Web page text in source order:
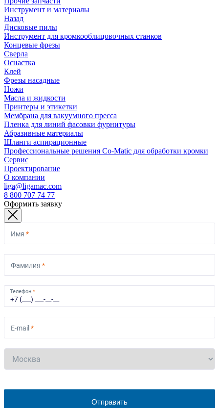
Инструмент и материалы
Назад
Дисковые пилы
Инструмент для кромкооблицовочных станков
Концевые фрезы
Сверла
Оснастка
Клей
Фрезы насадные
Ножи
Масла и жидкости
Принтеры и этикетки
Мембрана для вакуумного пресса
Пленка для линий фасовки фурнитуры
Абразивные материалы
Шланги аспирационные
Профессиональные решения Co-Matic для обработки кромки
Сервис
Проектирование
О компании
liga@ligamac.com
8 800 707 74 77
Оформить заявку
Имя *
Фамилия *
Телефон *
E-mail *